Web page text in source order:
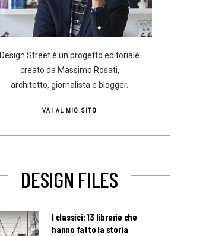
Design Street è un progetto editoriale
creato da Massimo Rosati,
architetto, giornalista e blogger.
VAI AL MIO SITO
DESIGN FILES
I classici: 13 librerie che
hanno fatto la storia